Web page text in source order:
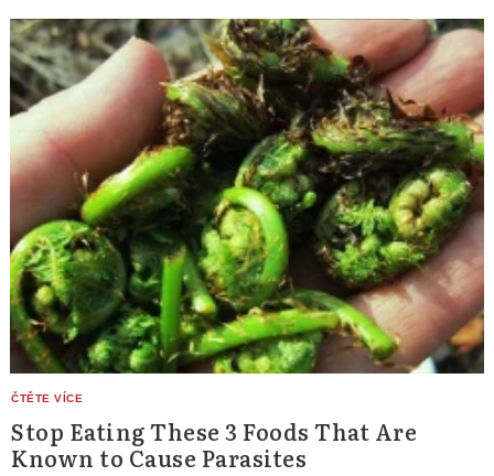
Stop Eating These 3 Foods That Are
Known to Cause Parasites